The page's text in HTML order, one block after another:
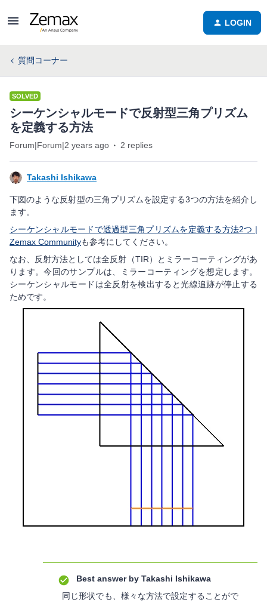
LOGIN
質問コーナー
SOLVED
シーケンシャルモードで反射型三角プリズム
を定義する方法
Forum|Forum|2 years ago 2 replies
Takashi Ishikawa
下図のような反射型の三角プリズムを設定する3つの方法を紹介し
ます。
シーケンシャルモードで透過型三角プリズムを定義する方法2つ |
Zemax Communityも参考にしてください。
なお、反射方法としては全反射（TIR）とミラーコーティングがあ
ります。今回のサンプルは、ミラーコーティングを想定します。
シーケンシャルモードは全反射を検出すると光線追跡が停止する
ためです。
Best answer by Takashi Ishikawa
同じ形状でも、様々な方法で設定することがで